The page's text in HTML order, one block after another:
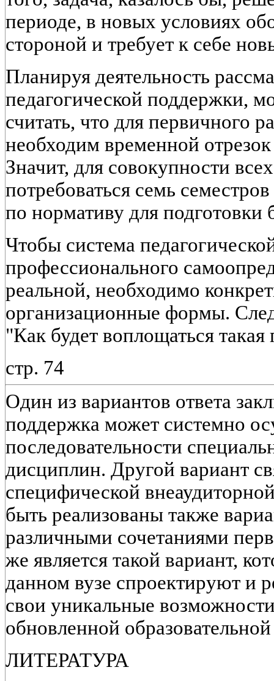
периоде, в новых условиях
стороной и требует к себе
Планируя деятельность
педагогической поддержки,
считать, что для первичного
необходим временной
Значит, для совокупности
потребоваться семь
по нормативу для подготовки
Чтобы система
профессионального
реальной, необходимо
организационные формы.
"Как будет воплощаться
стр. 74
Один из вариантов ответа
поддержка может системно
последовательности
дисциплин. Другой вариант
специфической
быть реализованы также
различными сочетаниями
же является такой вариант,
данном вузе спроектируют и
свои уникальные
обновленной
ЛИТЕРАТУРА